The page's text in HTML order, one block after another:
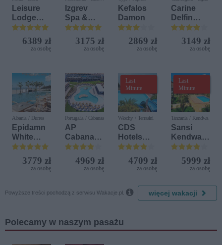
Leisure
Lodge
Beach &
Golf
Resort by
6389 zł
za osobę
Kamen
Izgrev
Spa &
Aquapark
3175 zł
za osobę
Kefalos
Damon
2869 zł
za osobę
Carine
Delfin
Bijela (ex.
Iberostar
Bijela
3149 zł
za osobę
Albania / Durres
Epidamn
White
Sensation
3779 zł
za osobę
Portugalia / Cabanas
AP
Cabanas
Beach &
Nature
4969 zł
za osobę
Last
Minute
Włochy / Terrasini
CDS
Hotels
Terrasini
(ex. Citta
del Mare)
4709 zł
za osobę
Last
Minute
Tanzania / Kendwa
Sansi
Kendwa
Beach
Resort
5999 zł
za osobę
Powyższe treści pochodzą z serwisu Wakacje.pl.  więcej wakacji
Polecamy w naszym pasażu